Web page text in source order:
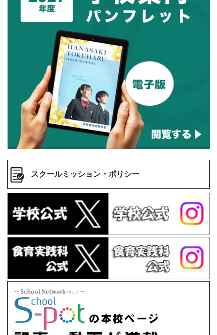
スクールミッション・ポリシー